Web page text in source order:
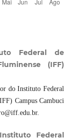
Federal de
(IFF)
do Instituto Federal
Campus Cambuci
Federal